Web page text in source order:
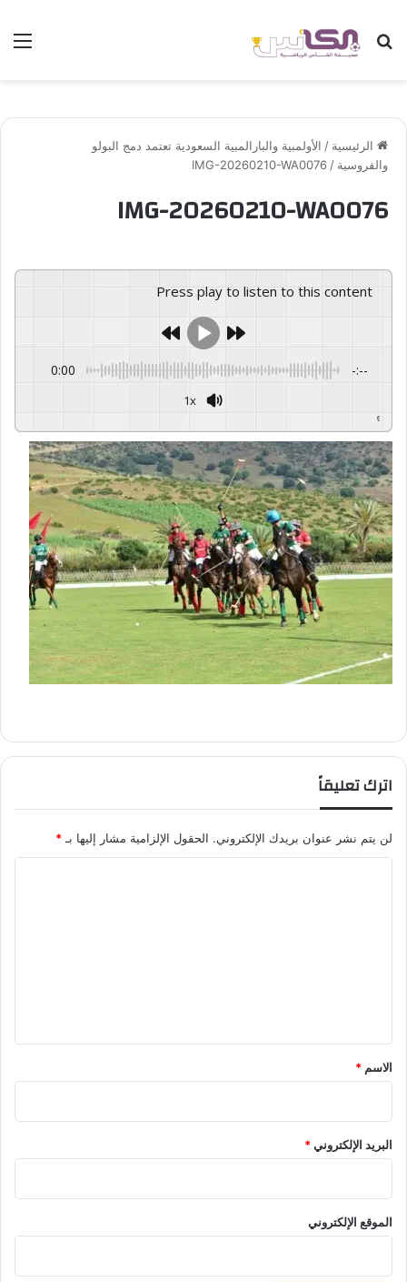
بحث عن
الرئيسية / الأولمبية والبارالمبية السعودية تعتمد دمج البولو
والفروسية /
IMG-20260210-WA0076
IMG-20260210-WA0076
Press play to listen to this content
0:00 -:--
1x
Powered By
اترك تعليقاً
لن يتم نشر عنوان بريدك الإلكتروني. الحقول الإلزامية مشار إليها بـ *
*
الاسم *
البريد الإلكتروني*
الموقع الإلكتروني